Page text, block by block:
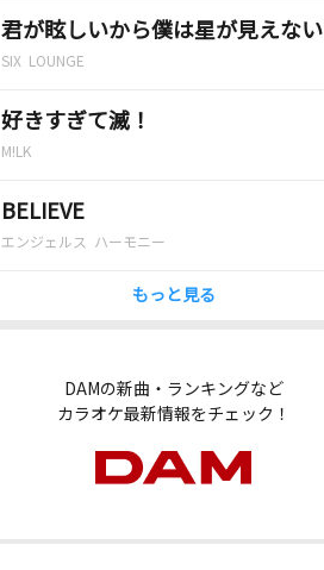
君が眩しいから僕は星が見えない
SIX LOUNGE
好きすぎて滅！
M!LK
BELIEVE
エンジェルス ハーモニー
もっと見る
DAMの新曲・ランキングなど
カラオケ最新情報をチェック！